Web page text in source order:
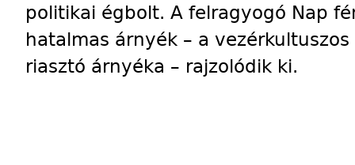
politikai égbolt. A felragyogó Nap
hatalmas árnyék – a
riasztó árnyéka – rajzolódik ki.